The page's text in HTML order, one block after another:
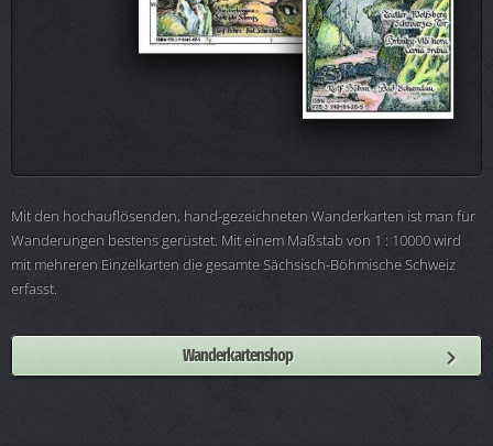
Mit den hochauflösenden, hand-gezeichneten Wanderkarten ist man für
Wanderungen bestens gerüstet. Mit einem Maßstab von 1 : 10000 wird
mit mehreren Einzelkarten die gesamte Sächsisch-Böhmische Schweiz
erfasst.
Wanderkartenshop